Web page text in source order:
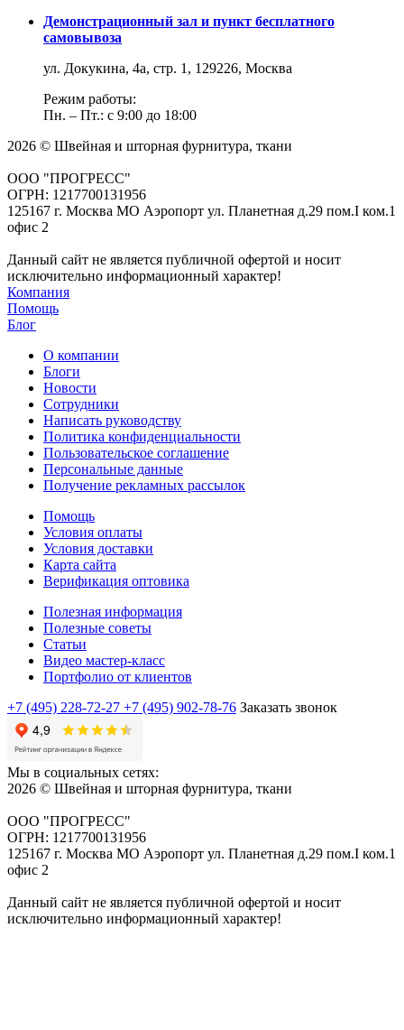
Демонстрационный зал и пункт бесплатного
самовывоза
ул. Докукина, 4а, стр. 1, 129226, Москва
Режим работы:
Пн. – Пт.: с 9:00 до 18:00
2026 © Швейная и шторная фурнитура, ткани
ООО "ПРОГРЕСС"
ОГРН: 1217700131956
125167 г. Москва МО Аэропорт ул. Планетная д.29 пом.I ком.1
офис 2
Данный сайт не является публичной офертой и носит
исключительно информационный характер!
Компания
Помощь
Блог
О компании
Блоги
Новости
Сотрудники
Написать руководству
Политика конфиденциальности
Пользовательское соглашение
Персональные данные
Получение рекламных рассылок
Помощь
Условия оплаты
Условия доставки
Карта сайта
Верификация оптовика
Полезная информация
Полезные советы
Статьи
Видео мастер-класс
Портфолио от клиентов
+7 (495) 228-72-27 +7 (495) 902-78-76 Заказать звонок
Мы в социальных сетях:
2026 © Швейная и шторная фурнитура, ткани
ООО "ПРОГРЕСС"
ОГРН: 1217700131956
125167 г. Москва МО Аэропорт ул. Планетная д.29 пом.I ком.1
офис 2
Данный сайт не является публичной офертой и носит
исключительно информационный характер!